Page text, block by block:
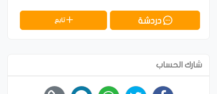
دردشة تابع
شارك الحساب